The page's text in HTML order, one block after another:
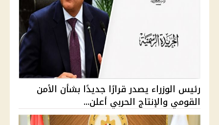
رئيس الوزراء يصدر قرارًا جديدًا بشأن الأمن
القومي والإنتاج الحربي أعلن...